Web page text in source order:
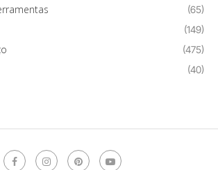
(65)
(149)
(475)
(40)